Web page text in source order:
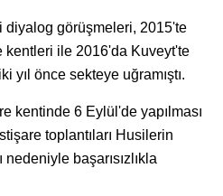
diyalog görüşmeleri, 2015'te
kentleri ile 2016'da Kuveyt'te
yıl önce sekteye uğramıştı.
kentinde 6 Eylül'de yapılması
toplantıları Husilerin
nedeniyle başarısızlıkla